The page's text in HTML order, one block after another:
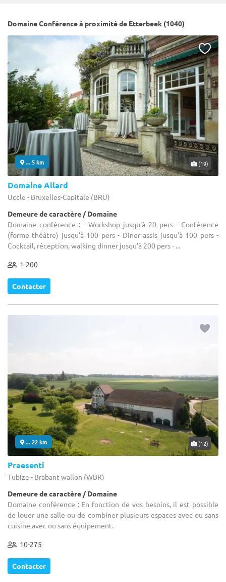
Domaine Conférence à proximité de Etterbeek (1040)
... 5 km (19)
Domaine Allard
Uccle - Bruxelles-Capitale (BRU)
Demeure de caractère / Domaine
Domaine conférence : - Workshop jusqu'à 20 pers - Conférence
(forme théâtre) jusqu'à 100 pers - Diner assis jusqu'à 100 pers -
Cocktail, réception, walking dinner jusqu'à 200 pers - ...
1-200
Contacter
... 22 km (12)
Praesenti
Tubize - Brabant wallon (WBR)
Demeure de caractère / Domaine
Domaine conférence : En fonction de vos besoins, il est possible
de louer une salle ou de combiner plusieurs espaces avec ou sans
cuisine avec ou sans équipement.
10-275
Contacter